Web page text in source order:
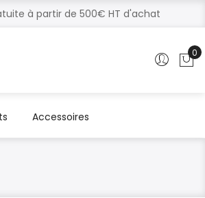
à partir de 500€ HT d'achat
0
Accessoires